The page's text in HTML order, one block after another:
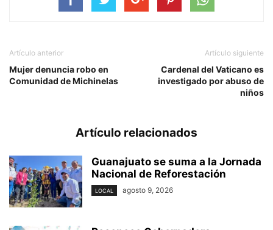
Artículo anterior
Mujer denuncia robo en
Comunidad de Michinelas
Artículo siguiente
Cardenal del Vaticano es
investigado por abuso de
niños
Artículo relacionados
Guanajuato se suma a la Jornada
Nacional de Reforestación
LOCAL agosto 9, 2026